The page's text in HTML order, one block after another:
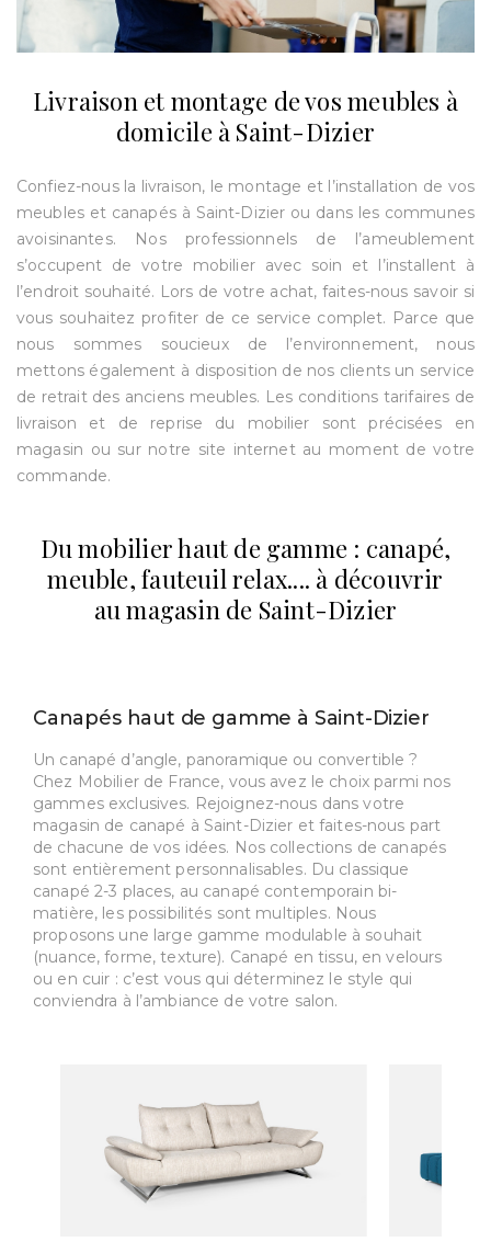
Livraison et montage de vos meubles à
domicile à Saint-Dizier
Confiez-nous la livraison, le montage et l’installation de vos
meubles et canapés à Saint-Dizier ou dans les communes
avoisinantes. Nos professionnels de l’ameublement
s’occupent de votre mobilier avec soin et l’installent à
l’endroit souhaité. Lors de votre achat, faites-nous savoir si
vous souhaitez profiter de ce service complet. Parce que
nous sommes soucieux de l’environnement, nous
mettons également à disposition de nos clients un service
de retrait des anciens meubles. Les conditions tarifaires de
livraison et de reprise du mobilier sont précisées en
magasin ou sur notre site internet au moment de votre
commande.
Du mobilier haut de gamme : canapé,
meuble, fauteuil relax.... à découvrir
au magasin de Saint-Dizier
Canapés haut de gamme à Saint-Dizier
Un canapé d’angle, panoramique ou convertible ?
Chez Mobilier de France, vous avez le choix parmi nos
gammes exclusives. Rejoignez-nous dans votre
magasin de canapé à Saint-Dizier et faites-nous part
de chacune de vos idées. Nos collections de canapés
sont entièrement personnalisables. Du classique
canapé 2-3 places, au canapé contemporain bi-
matière, les possibilités sont multiples. Nous
proposons une large gamme modulable à souhait
(nuance, forme, texture). Canapé en tissu, en velours
ou en cuir : c’est vous qui déterminez le style qui
conviendra à l’ambiance de votre salon.